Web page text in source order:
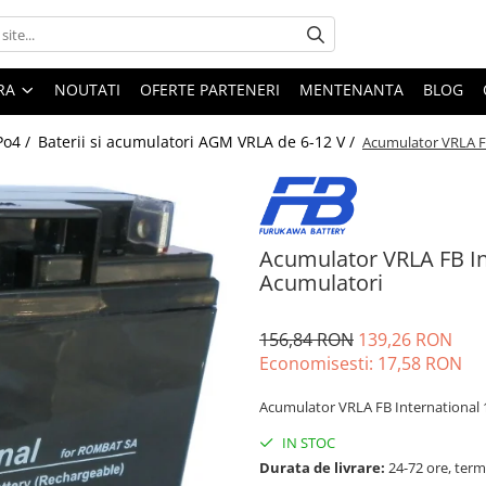
NOUTATI OFERTE PARTENERI MENTENANTA BLOG
/ Baterii si acumulatori AGM VRLA de 6-12 V / Acumulator VRLA
Acumulator VRLA FB
Acumulatori
156,84 RON 139,26 RON
Economisesti: 17,58 RON
Acumulator VRLA FB International
IN STOC
Durata de livrare: 24-72 ore,